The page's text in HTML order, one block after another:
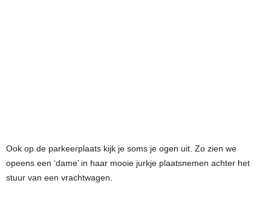
Ook op de parkeerplaats kijk je soms je ogen uit. Zo zien we
opeens een ‘dame’ in haar mooie jurkje plaatsnemen achter het
stuur van een vrachtwagen.